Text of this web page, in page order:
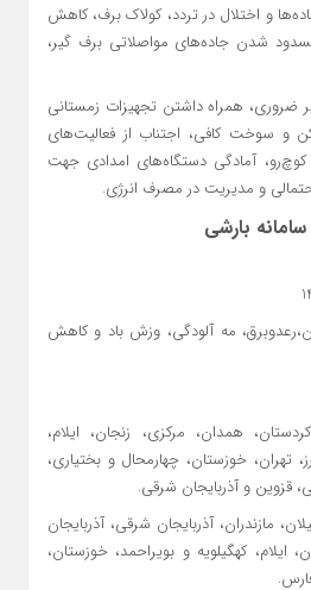
و اختلال در تردد، کولاک برف، کاهش
شدن جاده‌های مواصلاتی برف گیر،
ضروری، همراه داشتن تجهیزات زمستانی
و سوخت کافی، اجتناب از فعالیت‌های
آمادگی دستگاه‌های امدادی جهت
و مدیریت در مصرف انرژی.
بارشی
مه آلودگی، وزش باد و کاهش
همدان، مرکزی، زنجان، ایلام،
تهران، خوزستان، چهارمحال و بختیاری،
قزوین و آذربایجان شرقی.
مازندران، آذربایجان شرقی، آذربایجان
ایلام، کهگیلویه و بویراحمد، خوزستان،